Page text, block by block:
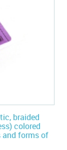
braided
colored
and forms of